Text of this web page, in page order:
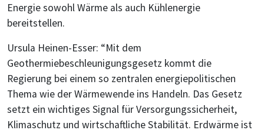
Energie sowohl Wärme als auch Kühlenergie
bereitstellen.
Ursula Heinen-Esser: “Mit dem
Geothermiebeschleunigungsgesetz kommt die
Regierung bei einem so zentralen energiepolitischen
Thema wie der Wärmewende ins Handeln. Das Gesetz
setzt ein wichtiges Signal für Versorgungssicherheit,
Klimaschutz und wirtschaftliche Stabilität. Erdwärme ist